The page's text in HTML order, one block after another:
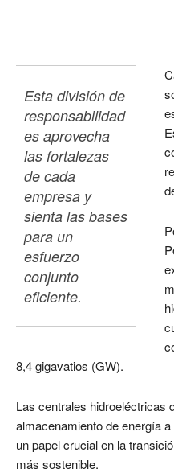
Esta división de
responsabilidad
es aprovecha
las fortalezas
de cada
empresa y
sienta las bases
para un
esfuerzo
conjunto
eficiente.
8,4 gigavatios (GW).
Las centrales hidroeléctricas
almacenamiento de energía
un papel crucial en la
más sostenible.